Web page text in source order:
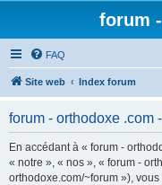
forum
FAQ
Site web Index forum
forum - orthodoxe .com
En accédant à « forum -
« notre », « nos », « forum -
orthodoxe.com/~forum »),